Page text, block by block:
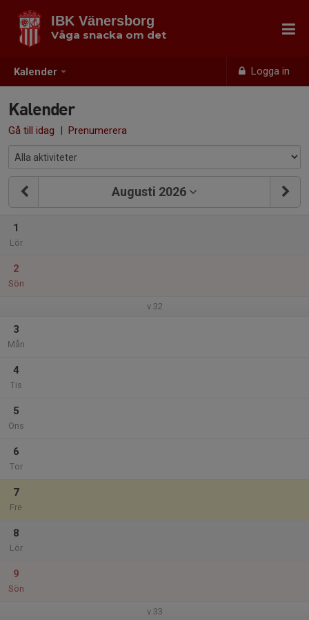
Kalender Logga in
IBK Vänersborg
Våga snacka om det
Kalender
Gå till idag | Prenumerera
Augusti 2026
1
Lör
2
Sön
v.32
3
Mån
4
Tis
5
Ons
6
Tor
7
Fre
8
Lör
9
Sön
v.33